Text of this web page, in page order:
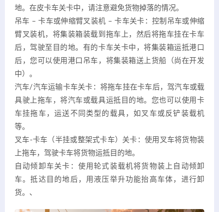
地。在皮卡车关卡中，请注意避免货物掉落的情况。
吊车 – 卡车或伸缩臂叉装机 – 卡车关卡：控制吊车或伸缩
臂叉装机，将集装箱装载到拖车上，然后将拖车挂在卡车
后，驾驶至目的地。有的卡车关卡中，将集装箱运抵港口
后，您可以使用港口吊车，将集装箱送上货船（尚在开发
中）。
汽车/汽车运输卡车关卡：将拖车挂在卡车后，驾汽车或载
具驶上拖车，将汽车或载具运抵目的地。您也可以使用卡
车挂拖车，运送不同类型的载具，如叉车或反铲装载机
等。
叉车-卡车（半挂或整架式卡车）关卡：使用叉车将货物装
上拖车，驾驶卡车将货物运抵目的地。
自动倾卸车关卡：使用轮式装载机将货物装上自动倾卸
车。抵达目的地后，用液压举升功能抬高车体，进行卸
货。、